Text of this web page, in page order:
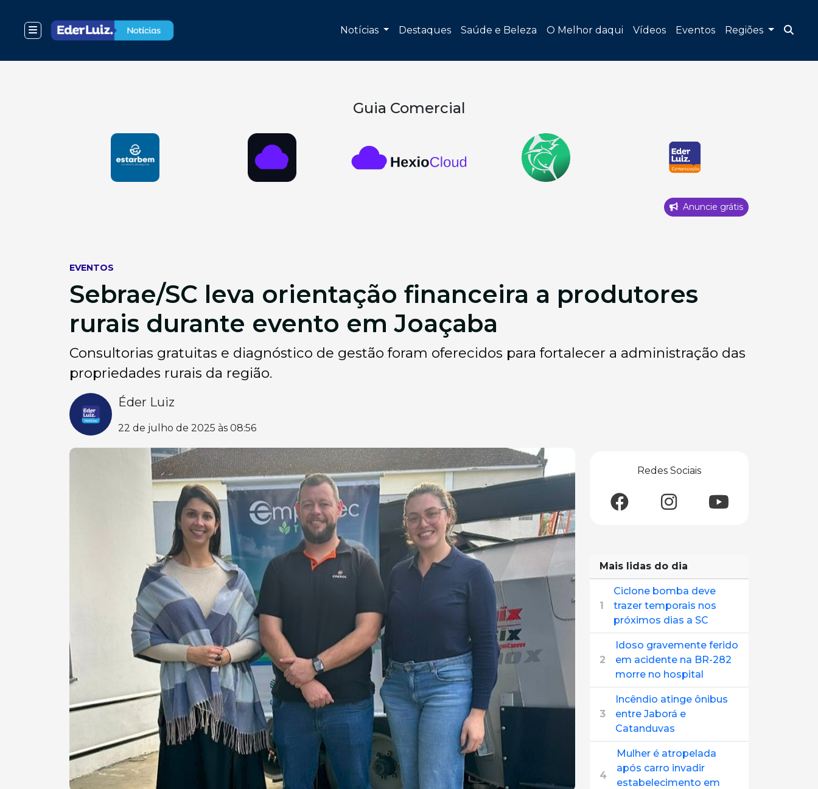
Notícias Destaques Saúde e Beleza O Melhor daqui Vídeos Eventos Regiões
Guia Comercial
Anuncie grátis
EVENTOS
Sebrae/SC leva orientação financeira a produtores
rurais durante evento em Joaçaba
Consultorias gratuitas e diagnóstico de gestão foram oferecidos para fortalecer a administração das
propriedades rurais da região.
Éder Luiz
22 de julho de 2025 às 08:56
Redes Sociais
Mais lidas do dia
1
Ciclone bomba deve
trazer temporais nos
próximos dias a SC
2
Idoso gravemente ferido
em acidente na BR-282
morre no hospital
3
Incêndio atinge ônibus
entre Jaborá e
Catanduvas
4
Mulher é atropelada
após carro invadir
estabelecimento em